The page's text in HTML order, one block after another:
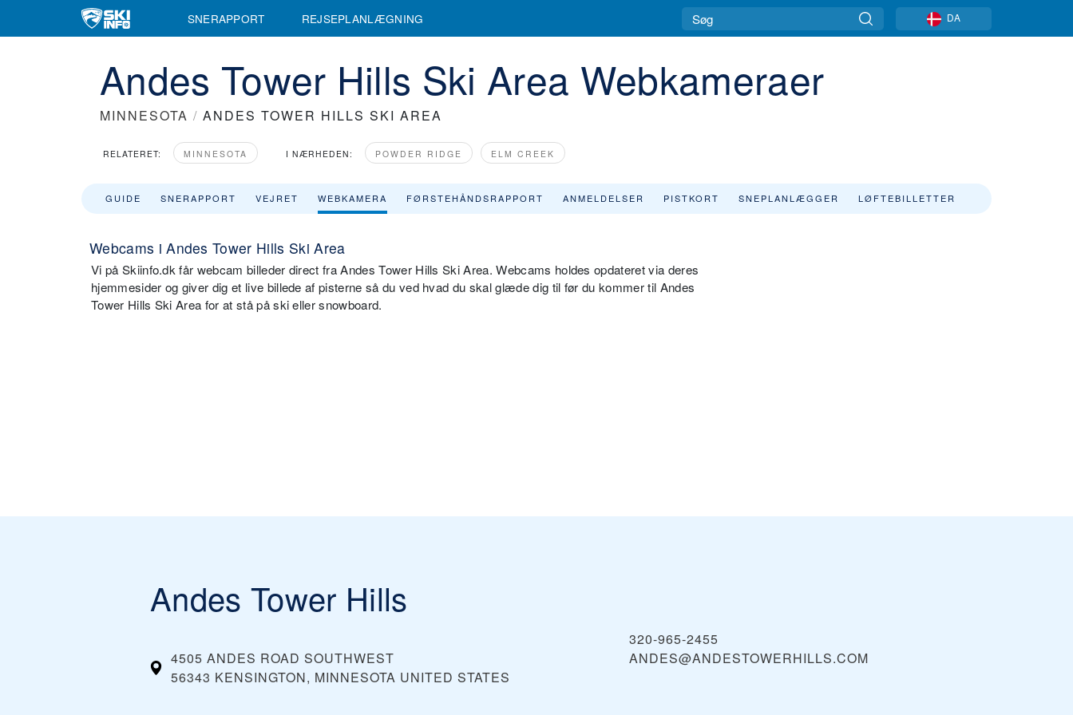
SNERAPPORT REJSEPLANLÆGNING DA
Andes Tower Hills Ski Area Webkameraer
MINNESOTA / ANDES TOWER HILLS SKI AREA
RELATERET: MINNESOTA I NÆRHEDEN: POWDER RIDGE ELM CREEK
GUIDE SNERAPPORT VEJRET WEBKAMERA FØRSTEHÅNDSRAPPORT ANMELDELSER PISTKORT SNEPLANLÆGGER LØFTEBILLETTER
Webcams i Andes Tower Hills Ski Area
Vi på Skiinfo.dk får webcam billeder direct fra Andes Tower Hills Ski Area. Webcams holdes opdateret via deres
hjemmesider og giver dig et live billede af pisterne så du ved hvad du skal glæde dig til før du kommer til Andes
Tower Hills Ski Area for at stå på ski eller snowboard.
Andes Tower Hills
4505 ANDES ROAD SOUTHWEST
56343 KENSINGTON, MINNESOTA UNITED STATES
320-965-2455
ANDES@ANDESTOWERHILLS.COM